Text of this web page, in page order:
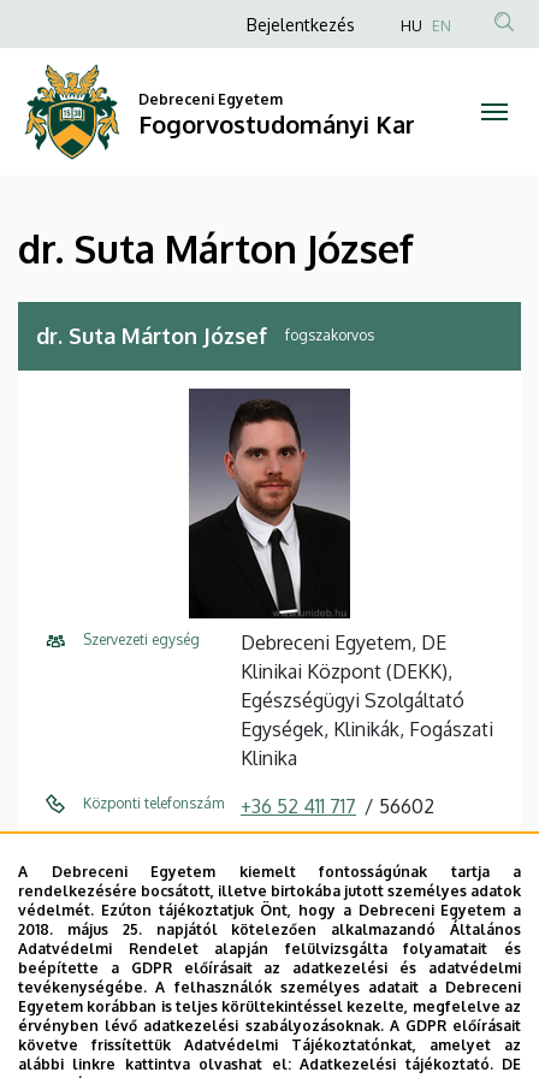
Suta
Márton
József
Fogorvostudományi
Kar
a
tartalomra
Anonim
fiók
menüje
Bejelentkezés HU EN
Debreceni Egyetem
Fogorvostudományi Kar
dr. Suta Márton József
dr. Suta Márton József fogszakorvos
Szervezeti egység
Debreceni Egyetem, DE
Klinikai Központ (DEKK),
Egészségügyi Szolgáltató
Egységek, Klinikák, Fogászati
Klinika
Központi telefonszám +36 52 411 717 56602
u
Cím
4032 Debrecen, Nagyerdei
körút 98.
Épület Fogászati Tömb
Emelet, ajtó 1. emelet, 103.1
A Debreceni Egyetem kiemelt fontosságúnak tartja a
rendelkezésére bocsátott, illetve birtokába jutott személyes adatok
védelmét. Ezúton tájékoztatjuk Önt, hogy a Debreceni Egyetem a
2018. május 25. napjától kötelezően alkalmazandó Általános
Adatvédelmi Rendelet alapján felülvizsgálta folyamatait és
beépítette a GDPR előírásait az adatkezelési és adatvédelmi
tevékenységébe. A felhasználók személyes adatait a Debreceni
Egyetem korábban is teljes körültekintéssel kezelte, megfelelve az
érvényben lévő adatkezelési szabályozásoknak. A GDPR előírásait
követve frissítettük Adatvédelmi Tájékoztatónkat, amelyet az
alábbi linkre kattintva olvashat el:Adatkezelési tájékoztató. DE